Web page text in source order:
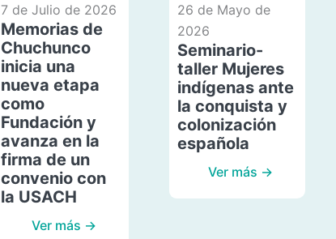
7 de Julio de 2026
Memorias de
Chuchunco
inicia una
nueva etapa
como
Fundación y
avanza en la
firma de un
convenio con
la USACH
Ver más →
26 de Mayo de
2026
Seminario-
taller Mujeres
indígenas ante
la conquista y
colonización
española
Ver más →